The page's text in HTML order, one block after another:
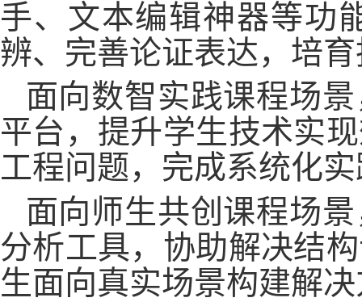
手、文本编辑神器等功
辨、完善论证表达，培
面向数智实践课程场
平台，提升学生技术实
工程问题，完成系统化
面向师生共创课程场
分析工具，协助解决结
生面向真实场景构建解